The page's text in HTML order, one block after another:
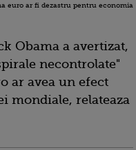
Obama a avertizat,
necontrolate"
ar avea un efect
mondiale, relateaza